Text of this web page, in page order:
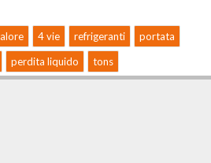
4 vie refrigeranti
portata
perdita liquido tons